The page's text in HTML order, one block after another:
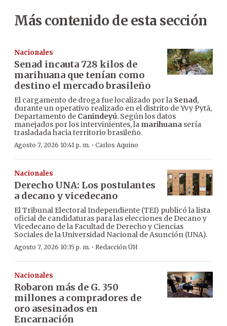
Más contenido de esta sección
Nacionales
Senad incauta 728 kilos de
marihuana que tenían como
destino el mercado brasileño
El cargamento de droga fue localizado por la Senad,
durante un operativo realizado en el distrito de Yvy Pytã,
Departamento de Canindeyú. Según los datos
manejados por los intervinientes, la marihuana sería
trasladada hacia territorio brasileño.
Agosto 7, 2026 10:41 p. m. · Carlos Aquino
Nacionales
Derecho UNA: Los postulantes
a decano y vicedecano
El Tribunal Electoral Independiente (TEI) publicó la lista
oficial de candidaturas para las elecciones de Decano y
Vicedecano de la Facultad de Derecho y Ciencias
Sociales de la Universidad Nacional de Asunción (UNA).
Agosto 7, 2026 10:35 p. m. · Redacción ÚH
Nacionales
Robaron más de G. 350
millones a compradores de
oro asesinados en
Encarnación